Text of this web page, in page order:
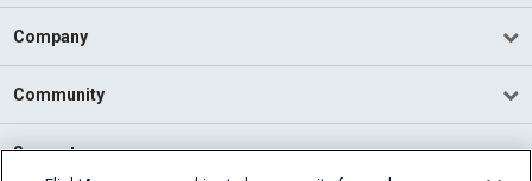
Company
Community
Support